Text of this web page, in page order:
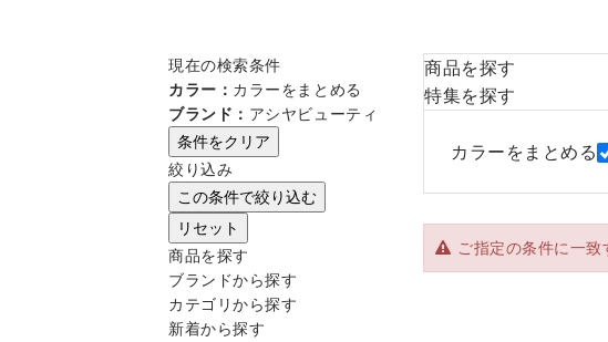
現在の検索条件
カラー： カラーをまとめる
ブランド： アシヤビューティ
条件をクリア
絞り込み
この条件で絞り込む
リセット
商品を探す
ブランドから探す
カテゴリから探す
新着から探す
商品を探す
特集を探す
カラーをまとめる
ご指定の条件に一致